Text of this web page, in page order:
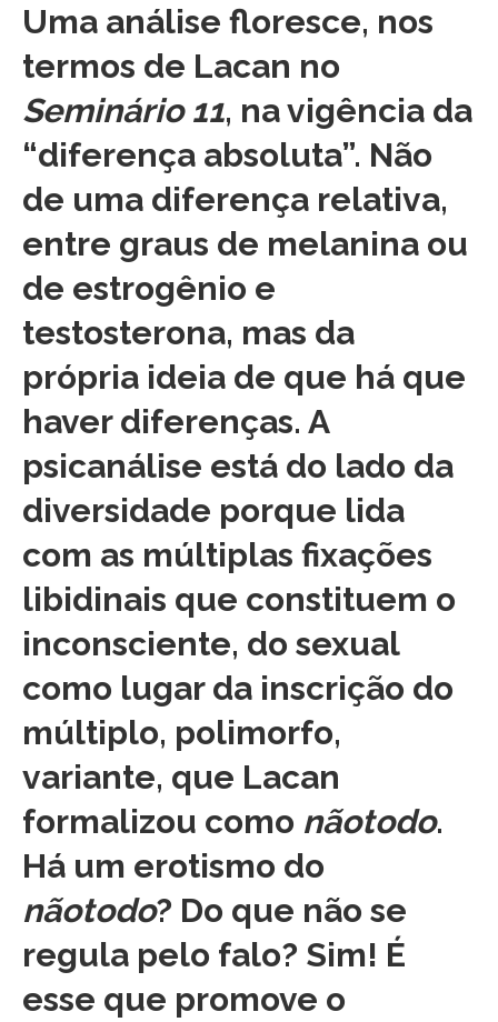
Uma análise floresce, nos
termos de Lacan no
Seminário 11, na vigência da
“diferença absoluta”. Não
de uma diferença relativa,
entre graus de melanina ou
de estrogênio e
testosterona, mas da
própria ideia de que há que
haver diferenças. A
psicanálise está do lado da
diversidade porque lida
com as múltiplas fixações
libidinais que constituem o
inconsciente, do sexual
como lugar da inscrição do
múltiplo, polimorfo,
variante, que Lacan
formalizou como nãotodo.
Há um erotismo do
nãotodo? Do que não se
regula pelo falo? Sim! É
esse que promove o